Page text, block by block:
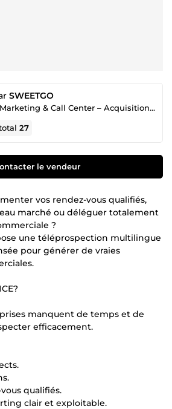
SWEETGO
Agence de Marketing & Call Center – Acquisition 360° | Leads, Appels, Conversion
27
le vendeur
vos rendez-vous qualifiés,
marché ou déléguer totalement
?
une téléprospection multilingue
pour générer de vraies
manquent de temps et de
efficacement.
qualifiés.
clair et exploitable.